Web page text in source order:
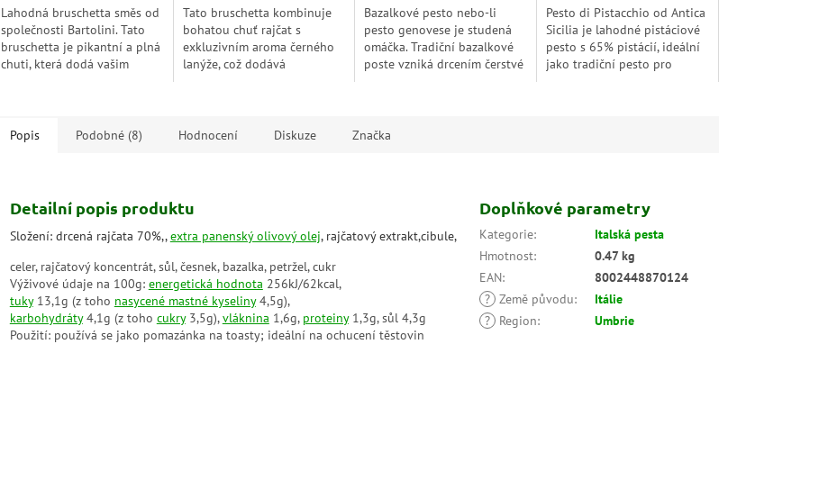
Lahodná bruschetta směs od
společnosti Bartolini. Tato
bruschetta je pikantní a plná
chuti, která dodá vašim
Tato bruschetta kombinuje
bohatou chuť rajčat s
exkluzivním aroma černého
lanýže, což dodává
křupavém...
Bazalkové pesto nebo-li
pesto genovese je studená
omáčka. Tradiční bazalkové
poste vzniká drcením čerstvé
Pesto di Pistacchio od Antica
Sicilia je lahodné pistáciové
pesto s 65% pistácií, ideální
jako tradiční pesto pro
Popis Podobné (8) Hodnocení Diskuze Značka
Detailní popis produktu
Složení: drcená rajčata 70%,,extra panenský olivový olej, rajčatový extrakt,cibule,
celer, rajčatový koncentrát, sůl, česnek, bazalka, petržel, cukr
Výživové údaje na 100g: energetická hodnota 256kJ/62kcal,
tuky13,1g (z toho nasycené mastné kyseliny4,5g),
karbohydráty4,1g (z toho cukry3,5g),vláknina 1,6g, proteiny1,3g, sůl 4,3g
Použití: používá se jako pomazánka na toasty; ideální na ochucení těstovin
Doplňkové parametry
Kategorie:
Italská pesta
Hmotnost:
0.47 kg
EAN:
8002448870124
? Země původu:
Itálie
?
Region: Umbrie